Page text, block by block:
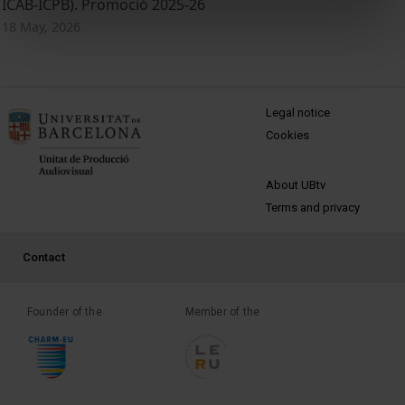
ICAB-ICPB). Promoció 2025-26
18 May, 2026
MENÚ PEU 1
Legal notice
Cookies
PEU 2
About UBtv
Terms and privacy
PEU 3
Contact
Founder of the Member of the